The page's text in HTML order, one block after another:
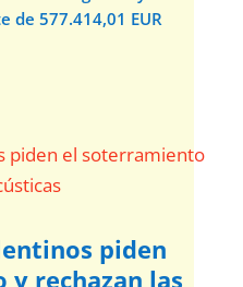
de 577.414,01 EUR
piden
rechazan las